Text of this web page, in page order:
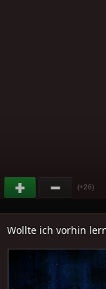
(+26)
Wollte ich vorhin